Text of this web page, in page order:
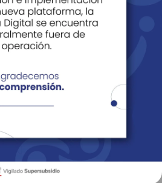
Directorio Servicios En Línea